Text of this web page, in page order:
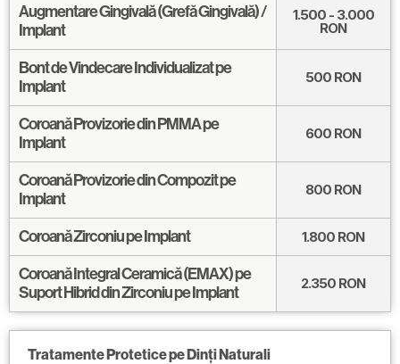
Augmentare Gingivală (Grefă Gingivală) /
Implant
1.500 - 3.000
RON
Bont de Vindecare Individualizat pe
Implant
500 RON
Coroană Provizorie din PMMA pe
Implant
600 RON
Coroană Provizorie din Compozit pe
Implant
800 RON
Coroană Zirconiu pe Implant 1.800 RON
Coroană Integral Ceramică (EMAX) pe
Suport Hibrid din Zirconiu pe Implant
2.350 RON
Tratamente Protetice pe Dinți Naturali